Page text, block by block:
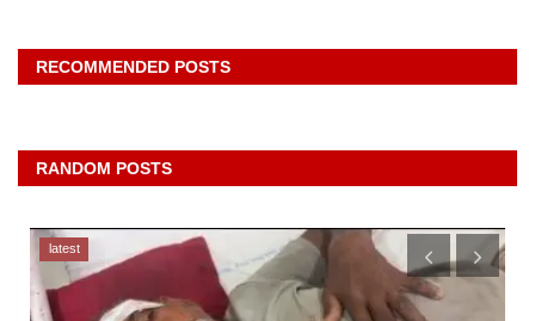
RECOMMENDED POSTS
RANDOM POSTS
latest